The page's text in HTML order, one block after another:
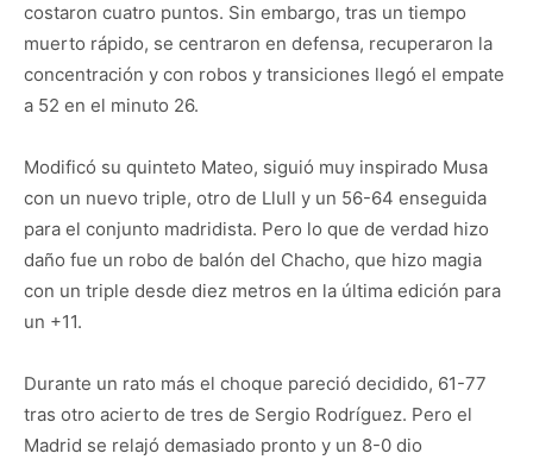
costaron cuatro puntos. Sin embargo, tras un tiempo
muerto rápido, se centraron en defensa, recuperaron la
concentración y con robos y transiciones llegó el empate
a 52 en el minuto 26.
Modificó su quinteto Mateo, siguió muy inspirado Musa
con un nuevo triple, otro de Llull y un 56-64 enseguida
para el conjunto madridista. Pero lo que de verdad hizo
daño fue un robo de balón del Chacho, que hizo magia
con un triple desde diez metros en la última edición para
un +11.
Durante un rato más el choque pareció decidido, 61-77
tras otro acierto de tres de Sergio Rodríguez. Pero el
Madrid se relajó demasiado pronto y un 8-0 dio